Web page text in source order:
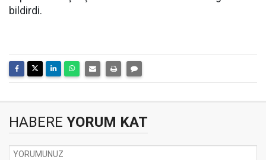
bildirdi.
HABERE YORUM KAT